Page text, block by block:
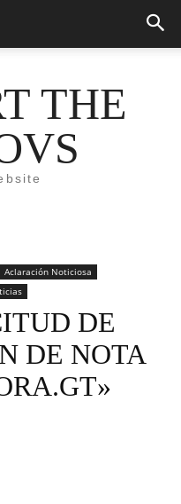
THE
Aclaración Noticiosa
DE
DE NOTA